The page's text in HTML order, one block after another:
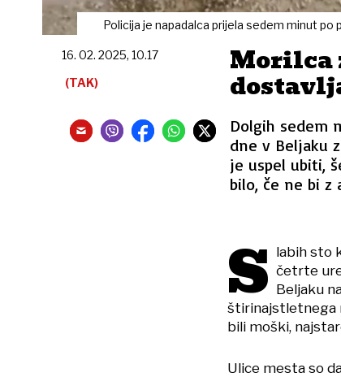
Policija je napadalca prijela sedem minut po
Morilca
Dolgih sedem
dne v Beljaku
je uspel ubiti,
bilo, če ne bi z
16. 02. 2025, 10.17
(TAK)
S labih sto
četrte
Beljaku
štirinajstletnega
bili moški,
Ulice mesta so